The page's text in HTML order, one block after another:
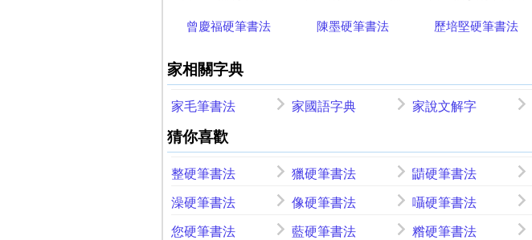
曾慶福硬筆書法 陳墨硬筆書法 歷培堅硬筆書法
家相關字典
家毛筆書法 家國語字典 家說文解字
猜你喜歡
整硬筆書法 獵硬筆書法 鼱硬筆書法
澡硬筆書法 像硬筆書法 囁硬筆書法
您硬筆書法 藍硬筆書法 糌硬筆書法